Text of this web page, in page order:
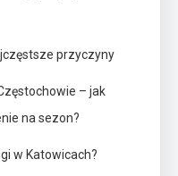
przyczyny
– jak
na sezon?
w Katowicach?